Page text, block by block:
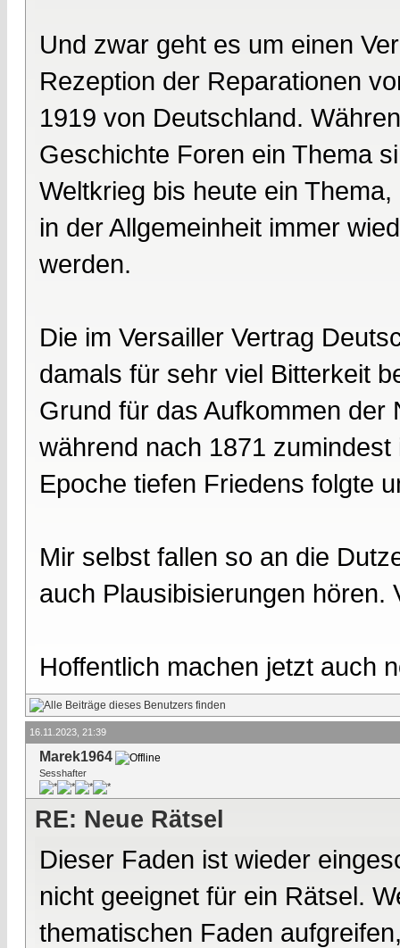
Und zwar geht es um einen
Rezeption der Reparationen
1919 von Deutschland.
Geschichte Foren ein Thema
Weltkrieg bis heute ein
in der Allgemeinheit immer
werden.
Die im Versailler Vertrag
damals für sehr viel Bitterkeit
Grund für das Aufkommen der
während nach 1871
Epoche tiefen Friedens folgte
Mir selbst fallen so an die
auch Plausibisierungen hören.
Hoffentlich machen jetzt auch
16.11.2023, 21:39
Marek1964
Sesshafter
RE: Neue Rätsel
Dieser Faden ist wieder
nicht geeignet für ein Rätsel.
thematischen Faden